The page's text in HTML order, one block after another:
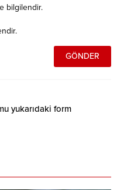
bilgilendir.
yukarıdaki form